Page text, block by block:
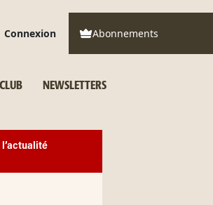
Connexion Abonnements
NEWSLETTERS
l’actualité